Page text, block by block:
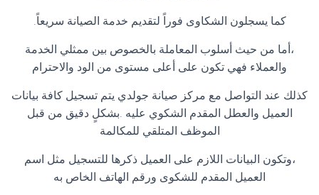
كما يسجلون الشكاوى فوراً لتقديم خدمة الصيانة سريعاً.
،أما من حيث أسلوب المعاملة بالخصوص بين ممثلي الخدمة
والعملاء فهي تكون على أعلى مستوى من الود والاحترام
كذلك عند التواصل مع مركز صيانة جولدي يتم تسجيل كافة بيانات
العميل والعطل المقدم الشكوي عليه .بشكلٍ دقيق من قبل
الموظف المتلقي للمكالمة
،وتكون البيانات اللازم على العميل ذكرها للتسجيل مثل اسم
العميل المقدم للشكوى ورقم الهاتف الخاص به